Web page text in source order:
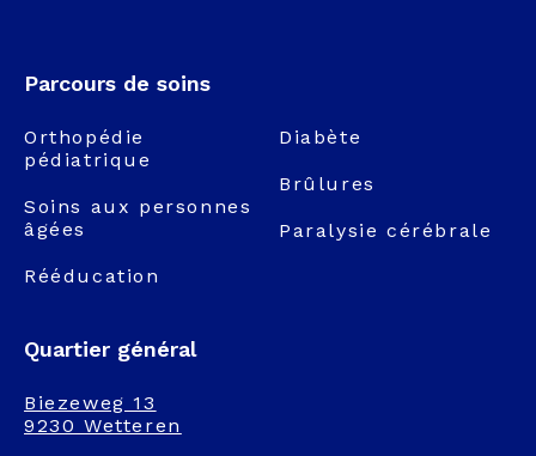
Parcours de soins
Orthopédie
pédiatrique
Soins aux personnes
âgées
Rééducation
Diabète
Brûlures
Paralysie cérébrale
Quartier général
Biezeweg 13
9230 Wetteren